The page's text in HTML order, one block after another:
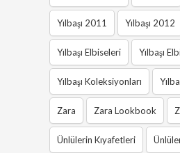
Yılbaşı 2011 Yılbaşı 2012
Yılbaşı Elbiseleri Yılbaşı
Yılbaşı Koleksiyonları
Zara Zara Lookbook
Ünlülerin Kıyafetleri